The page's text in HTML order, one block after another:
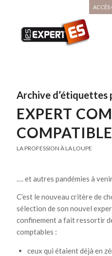
ACCÈS
Archive d’étiquettes
EXPERT
LA PROFESSION À LA LOUPE
…. et autres pandémies à
C’est le nouveau critère de
sélection de son nouvel
confinement a fait ressortir
comptables :
ceux qui étaient déjà en